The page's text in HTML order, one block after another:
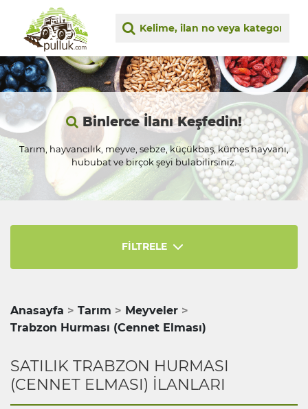
Binlerce İlanı Keşfedin!
Tarım, hayvancılık, meyve, sebze, küçükbaş, kümes hayvanı,
hububat ve birçok şeyi bulabilirsiniz.
FİLTRELE
Anasayfa Tarım
Meyveler
Trabzon Hurması (Cennet Elması)
SATILIK TRABZON HURMASI
(CENNET ELMASI) İLANLARI